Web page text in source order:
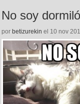
No soy
por betizurekin el 10 nov